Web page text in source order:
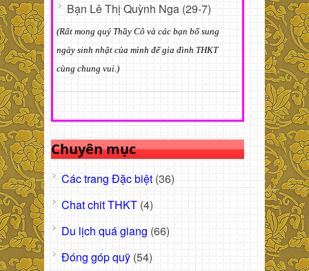
Bạn Lê Thị Quỳnh Nga (29-7)
(Rất mong quý Thầy Cô và các bạn bổ sung
ngày sinh nhật của mình để gia đình THKT
cùng chung vui.)
Chuyên mục
Các trang Đặc biệt (36)
Chat chit THKT (4)
Du lịch quá giang (66)
Đóng góp quỹ (54)